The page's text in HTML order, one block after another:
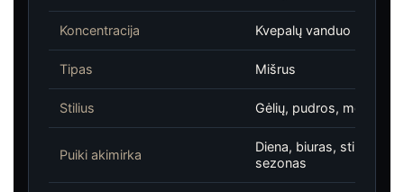
Koncentracija Kvepalų vanduo
Tipas Mišrus
Stilius Gėlių, pudros, medžio,
Puiki akimirka
Diena, biuras, stilingas
sezonas